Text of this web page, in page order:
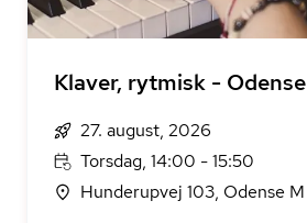
Klaver, rytmisk - Odense
27. august, 2026
Torsdag, 14:00 - 15:50
Hunderupvej 103, Odense M